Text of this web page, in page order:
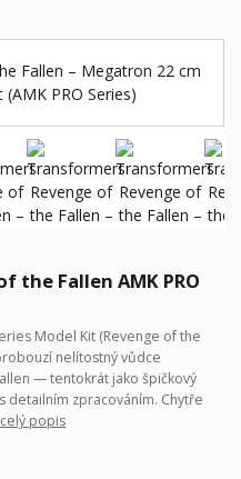
the Fallen AMK PRO
Model Kit (Revenge of the
nelítostný vůdce
— tentokrát jako špičkový
detailním zpracováním. Chytře
celý popis